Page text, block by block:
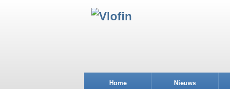
Home Nieuws